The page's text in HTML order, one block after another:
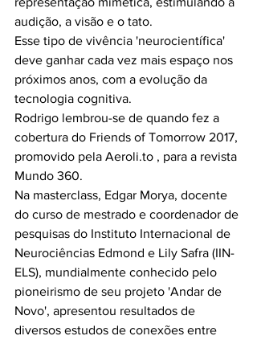
audição, a visão e o tato.
Esse tipo de vivência 'neurocientífica'
deve ganhar cada vez mais espaço nos
próximos anos, com a evolução da
tecnologia cognitiva.
Rodrigo lembrou-se de quando fez a
cobertura do Friends of Tomorrow 2017,
promovido pela Aeroli.to , para a revista
Mundo 360.
Na masterclass, Edgar Morya, docente
do curso de mestrado e coordenador de
pesquisas do Instituto Internacional de
Neurociências Edmond e Lily Safra (IIN-
ELS), mundialmente conhecido pelo
pioneirismo de seu projeto 'Andar de
Novo', apresentou resultados de
diversos estudos de conexões entre